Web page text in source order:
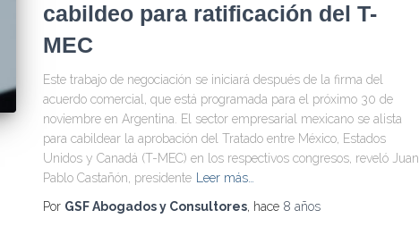
cabildeo para ratificación del T-
MEC
Este trabajo de negociación se iniciará después de la firma del
acuerdo comercial, que está programada para el próximo 30 de
noviembre en Argentina. El sector empresarial mexicano se alista
para cabildear la aprobación del Tratado entre México, Estados
Unidos y Canadá (T-MEC) en los respectivos congresos, reveló Juan
Pablo Castañón, presidente
Leer más…
Por GSF Abogados y Consultores, hace 8 años